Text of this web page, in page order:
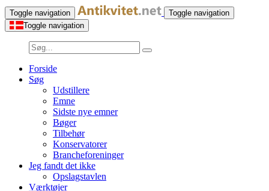
Toggle navigation
Toggle navigation
Toggle navigation
Forside
Søg
Udstillere
Emne
Sidste nye emner
Bøger
Tilbehør
Konservatorer
Brancheforeninger
Jeg fandt det ikke
Opslagstavlen
Værktøjer